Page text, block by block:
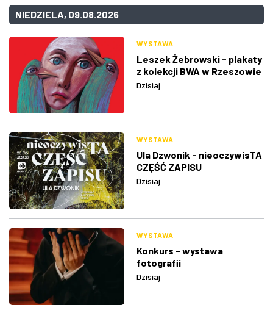
NIEDZIELA, 09.08.2026
WYSTAWA
Leszek Żebrowski - plakaty
z kolekcji BWA w Rzeszowie
Dzisiaj
WYSTAWA
Ula Dzwonik - nieoczywisTA
CZĘŚĆ ZAPISU
Dzisiaj
WYSTAWA
Konkurs - wystawa
fotografii
Dzisiaj